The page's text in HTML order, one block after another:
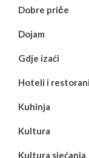
Dobre priče
Dojam
Gdje izaći
Hoteli i restorani
Kuhinja
Kultura
Kultura sjećanja